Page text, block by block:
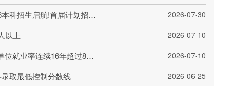
上海交通大学量子科技学院2026本科招生启航!首届计划招收20人 2026-07-30
以上 2026-07-10
清华大学毕业生去哪儿了?重点单位就业率连续16年超过80% 2026-07-10
取最低控制分数线 2026-06-25